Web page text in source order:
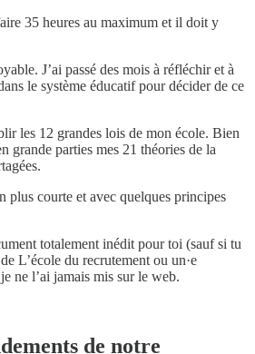
35 heures au maximum et il doit y
J’ai passé des mois à réfléchir et à
le système éducatif pour décider de ce
les 12 grandes lois de mon école. Bien
grande parties mes 21 théories de la
plus courte et avec quelques principes
totalement inédit pour toi (sauf si tu
L’école du recrutement ou un·e
ne l’ai jamais mis sur le web.
de notre